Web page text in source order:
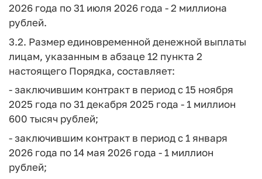
2026 года по 31 июля 2026 года - 2 миллиона
рублей.
3.2. Размер единовременной денежной выплаты
лицам, указанным в абзаце 12 пункта 2
настоящего Порядка, составляет:
- заключившим контракт в период с 15 ноября
2025 года по 31 декабря 2025 года - 1 миллион
600 тысяч рублей;
- заключившим контракт в период с 1 января
2026 года по 14 мая 2026 года - 1 миллион
рублей;